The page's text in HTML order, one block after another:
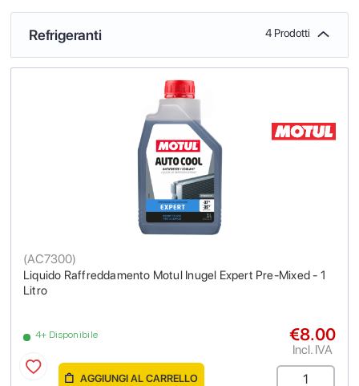
Refrigeranti 4 Prodotti
Liquido Raffreddamento Motul Inugel Expert Pre-Mixed - 1
Litro
(AC7300)
4+ Disponibile €8.00
Incl. IVA
AGGIUNGI AL CARRELLO